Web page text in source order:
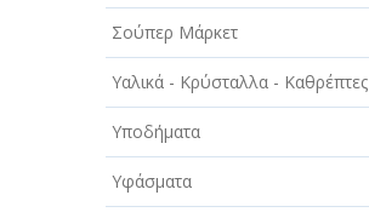
Σούπερ Μάρκετ
Υαλικά - Κρύσταλλα - Καθρέπτες
Υποδήματα
Υφάσματα